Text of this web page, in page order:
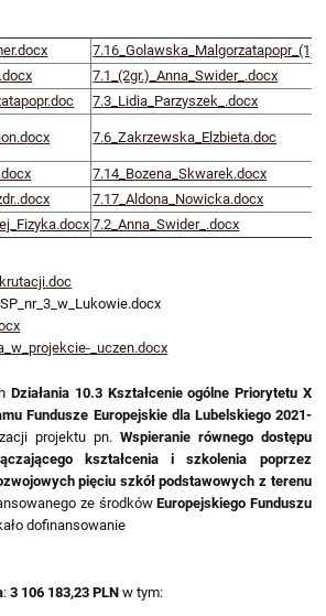
7.1_(2gr.)_Anna_Swider_.docx
7.3_Lidia_Parzyszek_.docx
7.6_Zakrzewska_Elzbieta.doc
7.14_Bozena_Skwarek.docx
7.17_Aldona_Nowicka.docx
7.2_Anna_Swider_.docx
_uczen.docx
Działania 10.3 Kształcenie ogólne Priorytetu X
Fundusze Europejskie dla Lubelskiego 2021-
projektu pn. Wspieranie równego dostępu
kształcenia i szkolenia poprzez
pięciu szkół podstawowych z terenu
ze środkówEuropejskiego Funduszu
dofinansowanie
:3 106 183,23 PLN w tym: